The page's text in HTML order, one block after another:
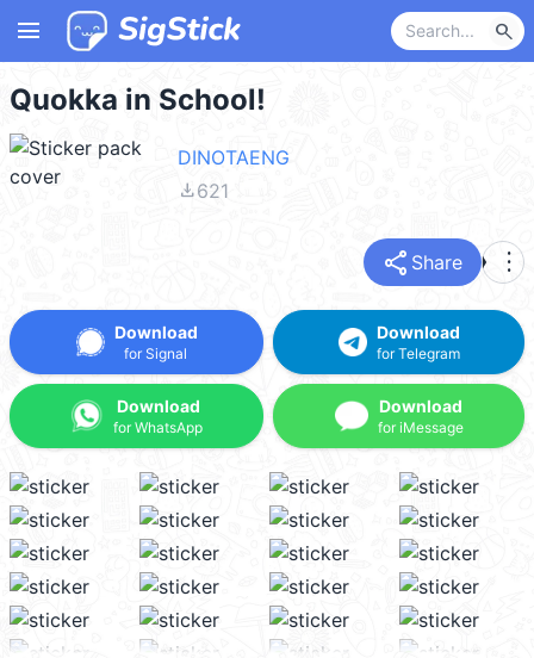
menu search
Quokka in School!
DINOTAENG
file_download621
share Share more_vert
Download
for Signal
Download
for WhatsApp
Download
for Telegram
Download
for iMessage